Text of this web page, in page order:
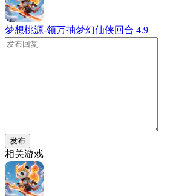
梦想桃源-领万抽梦幻仙侠回合 4.9
发布
相关游戏